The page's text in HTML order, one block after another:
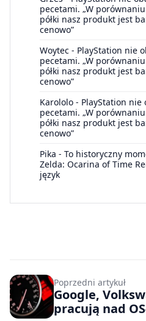
pecetami. „W
półki nasz produkt jest
cenowo”
Woytec - PlayStation nie
pecetami. „W
półki nasz produkt jest
cenowo”
Karololo - PlayStation nie
pecetami. „W
półki nasz produkt jest
cenowo”
Pika - To historyczny
Zelda: Ocarina of Time
język
Poprzedni artykuł
Google,
pracują nad